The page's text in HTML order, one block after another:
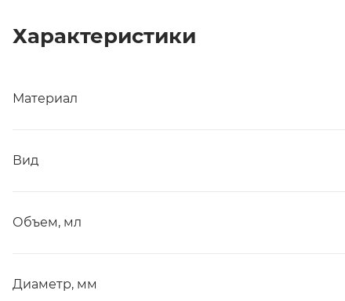
Характеристики
Материал
Вид
Объем, мл
Диаметр, мм